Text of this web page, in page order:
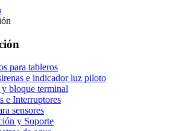
para tableros
e indicador luz piloto
bloque terminal
e Interruptores
sensores
y Soporte